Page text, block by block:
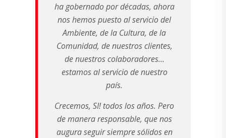
ha gobernado por décadas, ahora
nos hemos puesto al servicio del
Ambiente, de la Cultura, de la
Comunidad, de nuestros clientes,
de nuestros colaboradores…
estamos al servicio de nuestro
país.
Crecemos, SI! todos los años. Pero
de manera responsable, que nos
augura seguir siempre sólidos en